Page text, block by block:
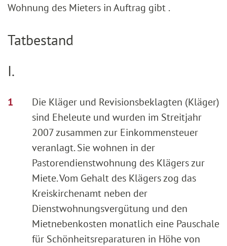
Wohnung des Mieters in Auftrag gibt .
Tatbestand
I.
Die Kläger und Revisionsbeklagten (Kläger)
sind Eheleute und wurden im Streitjahr
2007 zusammen zur Einkommensteuer
veranlagt. Sie wohnen in der
Pastorendienstwohnung des Klägers zur
Miete. Vom Gehalt des Klägers zog das
Kreiskirchenamt neben der
Dienstwohnungsvergütung und den
Mietnebenkosten monatlich eine Pauschale
für Schönheitsreparaturen in Höhe von